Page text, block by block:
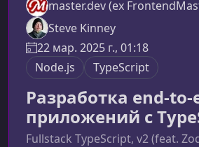
master.dev (ex
Steve Kinney
22 мар. 2025 г., 01:18
Node.js
TypeScript
Разработка end-to-
приложений с
Fullstack TypeScript, v2 (feat.